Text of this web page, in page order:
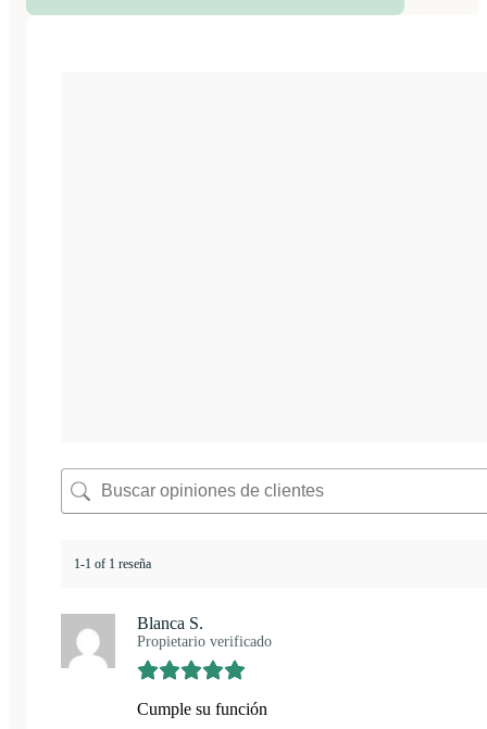
1-1 of 1 reseña
Blanca S.
Propietario verificado
Cumple su función